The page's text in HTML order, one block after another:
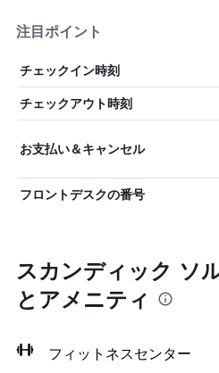
注目ポイント
チェックイン時刻
チェックアウト時刻
お支払い＆キャンセル
フロントデスクの番号
スカンディック ソ
とアメニティ
フィットネスセンター